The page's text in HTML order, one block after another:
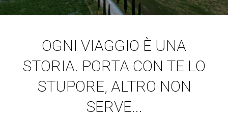
OGNI VIAGGIO È UNA
STORIA. PORTA CON TE LO
STUPORE, ALTRO NON
SERVE...